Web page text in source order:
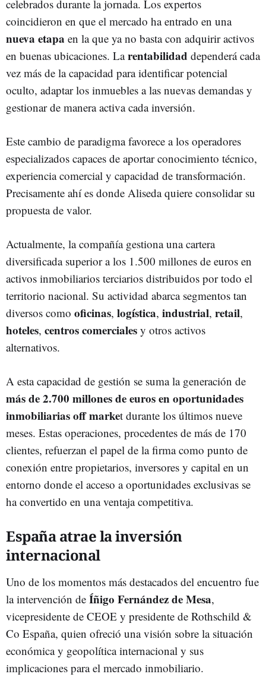
celebrados durante la jornada. Los expertos
coincidieron en que el mercado ha entrado en una
nueva etapa en la que ya no basta con adquirir activos
en buenas ubicaciones. Larentabilidad dependerá cada
vez más de la capacidad para identificar potencial
oculto, adaptar los inmuebles a las nuevas demandas y
gestionar de manera activa cada inversión.
Este cambio de paradigma favorece a los operadores
especializados capaces de aportar conocimiento técnico,
experiencia comercial y capacidad de transformación.
Precisamente ahí es donde Aliseda quiere consolidar su
propuesta de valor.
Actualmente, la compañía gestiona una cartera
diversificada superior a los 1.500 millones de euros en
activos inmobiliarios terciarios distribuidos por todo el
territorio nacional. Su actividad abarca segmentos tan
diversos como oficinas, logística, industrial, retail,
hoteles, centros comerciales y otros activos
alternativos.
A esta capacidad de gestión se suma la generación de
más de 2.700 millones de euros en oportunidades
inmobiliarias off market durante los últimos nueve
meses. Estas operaciones, procedentes de más de 170
clientes, refuerzan el papel de la firma como punto de
conexión entre propietarios, inversores y capital en un
entorno donde el acceso a oportunidades exclusivas se
ha convertido en una ventaja competitiva.
España atrae la inversión
internacional
Uno de los momentos más destacados del encuentro fue
la intervención de Íñigo Fernández de Mesa,
vicepresidente de CEOE y presidente de Rothschild &
Co España, quien ofreció una visión sobre la situación
económica y geopolítica internacional y sus
implicaciones para el mercado inmobiliario.